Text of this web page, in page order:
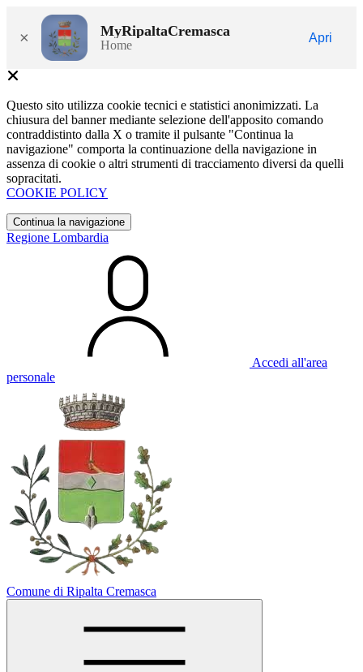
× MyRipaltaCremasca
Home
Apri
Questo sito utilizza cookie tecnici e statistici anonimizzati. La
chiusura del banner mediante selezione dell'apposito comando
contraddistinto dalla X o tramite il pulsante "Continua la
navigazione" comporta la continuazione della navigazione in
assenza di cookie o altri strumenti di tracciamento diversi da quelli
sopracitati.
COOKIE POLICY
Continua la navigazione
Regione Lombardia
Accedi all'area
personale
Comune di Ripalta Cremasca